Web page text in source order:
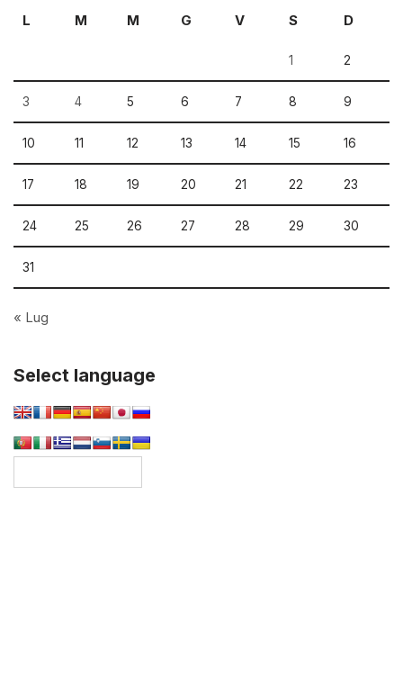
L
M M G V S D
1 2
3 4 5 6 7 8 9
10 11 12 13 14 15 16
17 18 19 20 21 22 23
24 25 26 27 28 29 30
31
« Lug
Select language